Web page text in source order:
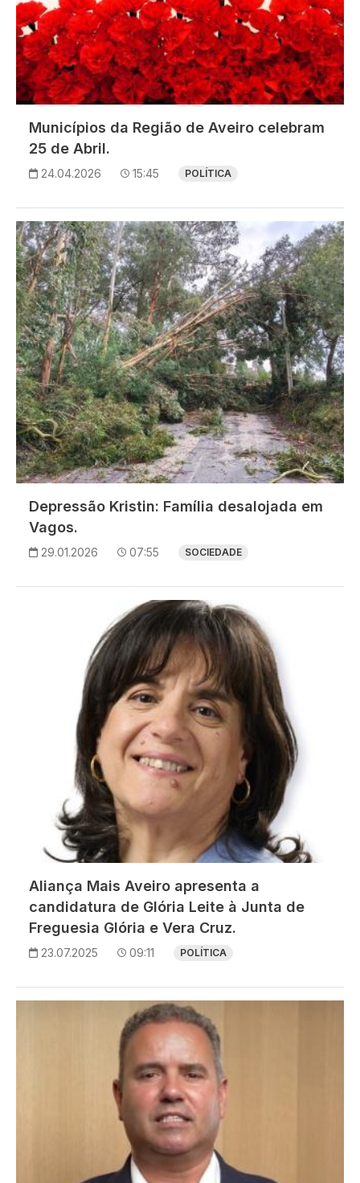
Municípios da Região de Aveiro celebram
25 de Abril.
24.04.2026 15:45 POLÍTICA
Imagem
Depressão Kristin: Família desalojada em
Vagos.
29.01.2026 07:55 SOCIEDADE
Aliança Mais Aveiro apresenta a
candidatura de Glória Leite à Junta de
Freguesia Glória e Vera Cruz.
23.07.2025 09:11 POLÍTICA